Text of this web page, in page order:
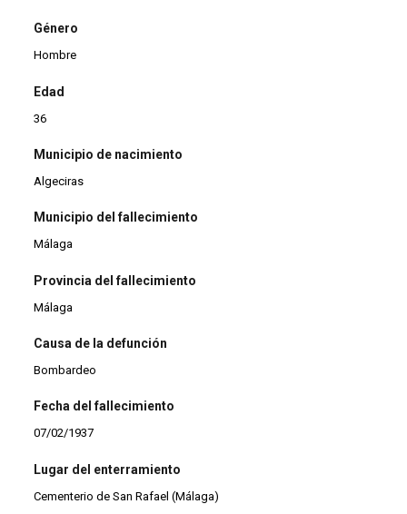
Género
Hombre
Edad
36
Municipio de nacimiento
Algeciras
Municipio del fallecimiento
Málaga
Provincia del fallecimiento
Málaga
Causa de la defunción
Bombardeo
Fecha del fallecimiento
07/02/1937
Lugar del enterramiento
Cementerio de San Rafael (Málaga)